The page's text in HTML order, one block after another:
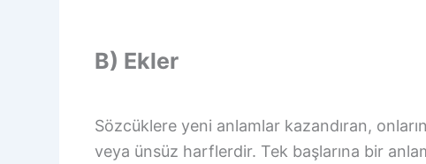
B) Ekler
Sözcüklere yeni anlamlar kazandıran,
veya ünsüz harflerdir. Tek başlarına bir